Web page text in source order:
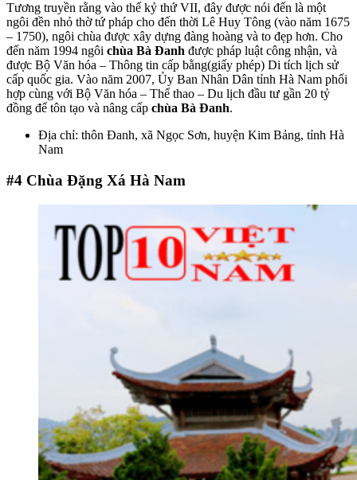
Tương truyền rằng vào thế kỷ thứ VII, đây được nói đến là một
ngôi đền nhỏ thờ tứ pháp cho đến thời Lê Huy Tông (vào năm 1675
– 1750), ngôi chùa được xây dựng đàng hoàng và to đẹp hơn. Cho
đến năm 1994 ngôi chùa Bà Đanh được pháp luật công nhận, và
được Bộ Văn hóa – Thông tin cấp bằng(giấy phép) Di tích lịch sử
cấp quốc gia. Vào năm 2007, Ủy Ban Nhân Dân tỉnh Hà Nam phối
hợp cùng với Bộ Văn hóa – Thể thao – Du lịch đầu tư gần 20 tỷ
đồng để tôn tạo và nâng cấp chùa Bà Đanh.
Địa chỉ: thôn Đanh, xã Ngọc Sơn, huyện Kim Bảng, tỉnh Hà
Nam
#4 Chùa Đặng Xá Hà Nam